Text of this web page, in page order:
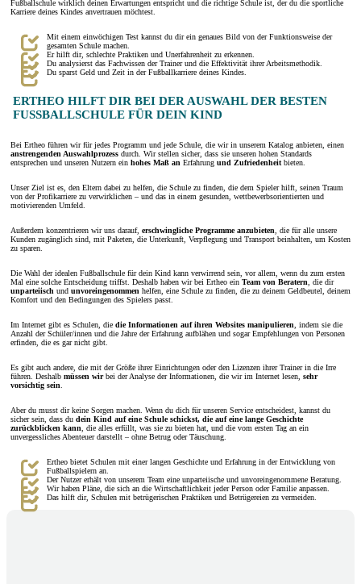
Fußballschule wirklich deinen Erwartungen entspricht und die richtige Schule ist, der du die sportliche
Karriere deines Kindes anvertrauen möchtest.
Mit einem einwöchigen Test kannst du dir ein genaues Bild von der Funktionsweise der
gesamten Schule machen.
Er hilft dir, schlechte Praktiken und Unerfahrenheit zu erkennen.
Du analysierst das Fachwissen der Trainer und die Effektivität ihrer Arbeitsmethodik.
Du sparst Geld und Zeit in der Fußballkarriere deines Kindes.
ERTHEO HILFT DIR BEI DER AUSWAHL DER BESTEN
FUSSBALLSCHULE FÜR DEIN KIND
Bei Ertheo führen wir für jedes Programm und jede Schule, die wir in unserem Katalog anbieten, einen
anstrengenden Auswahlprozess durch. Wir stellen sicher, dass sie unseren hohen Standards
entsprechen und unseren Nutzern ein hohes Maß an Erfahrung und Zufriedenheit bieten.
Unser Ziel ist es, den Eltern dabei zu helfen, die Schule zu finden, die dem Spieler hilft, seinen Traum
von der Profikarriere zu verwirklichen – und das in einem gesunden, wettbewerbsorientierten und
motivierenden Umfeld.
Außerdem konzentrieren wir uns darauf, erschwingliche Programme anzubieten , die für alle unsere
Kunden zugänglich sind, mit Paketen, die Unterkunft, Verpflegung und Transport beinhalten, um Kosten
zu sparen.
Die Wahl der idealen Fußballschule für dein Kind kann verwirrend sein, vor allem, wenn du zum ersten
Mal eine solche Entscheidung triffst. Deshalb haben wir bei Ertheo ein Team von Beratern , die dir
unparteiisch und unvoreingenommen helfen, eine Schule zu finden, die zu deinem Geldbeutel, deinem
Komfort und den Bedingungen des Spielers passt.
Im Internet gibt es Schulen, die die Informationen auf ihren Websites manipulieren , indem sie die
Anzahl der Schüler/innen und die Jahre der Erfahrung aufblähen und sogar Empfehlungen von Personen
erfinden, die es gar nicht gibt.
Es gibt auch andere, die mit der Größe ihrer Einrichtungen oder den Lizenzen ihrer Trainer in die Irre
führen. Deshalb müssen wirbei der Analyse der Informationen, die wir im Internet lesen, sehr
vorsichtig sein
Aber du musst dir keine Sorgen machen. Wenn du dich für unseren Service entscheidest, kannst du
sicher sein, dass du dein Kind auf eine Schule schickst, die auf eine lange Geschichte
zurückblicken kann , die alles erfüllt, was sie zu bieten hat, und die vom ersten Tag an ein
unvergessliches Abenteuer darstellt – ohne Betrug oder Täuschung.
Ertheo bietet Schulen mit einer langen Geschichte und Erfahrung in der Entwicklung von
Fußballspielern an.
Der Nutzer erhält von unserem Team eine unparteiische und unvoreingenommene Beratung.
Wir haben Pläne, die sich an die Wirtschaftlichkeit jeder Person oder Familie anpassen.
Das hilft dir, Schulen mit betrügerischen Praktiken und Betrügereien zu vermeiden.